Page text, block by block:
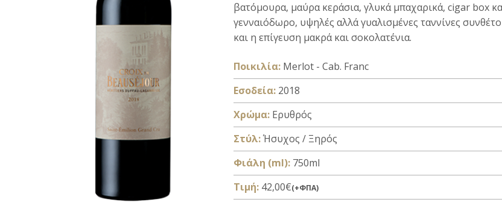
βατόμουρα, μαύρα κεράσια, γλυκά μπαχαρικά, cigar box
γενναιόδωρο, υψηλές αλλά γυαλισμένες ταννίνες
και η επίγευση μακρά και σοκολατένια.
Ποικιλία: Merlot - Cab. Franc
Εσοδεία: 2018
Xρώμα: Ερυθρός
Στύλ:Ήσυχος / Ξηρός
Φιάλη (ml): 750ml
Τιμή: 42,00€(+ΦΠΑ)